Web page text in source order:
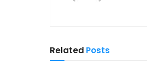
Related Posts